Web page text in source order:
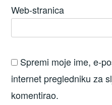
Web-stranica
Spremi moje ime, e-
internet pregledniku za
komentirao.